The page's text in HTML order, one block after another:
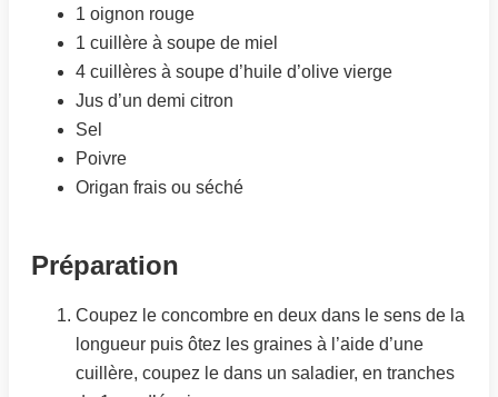
1 oignon rouge
1 cuillère à soupe de miel
4 cuillères à soupe d’huile d’olive vierge
Jus d’un demi citron
Sel
Poivre
Origan frais ou séché
Préparation
Coupez le concombre en deux dans le sens de la
longueur puis ôtez les graines à l’aide d’une
cuillère, coupez le dans un saladier, en tranches